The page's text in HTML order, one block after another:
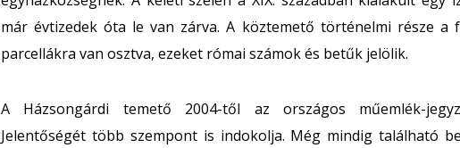
már évtizedek óta le van zárva. A köztemető történelmi része a
parcellákra van osztva, ezeket római számok és betűk jelölik.
A Házsongárdi temető 2004-től az országos műemlék-
Jelentőségét több szempont is indokolja. Még mindig található